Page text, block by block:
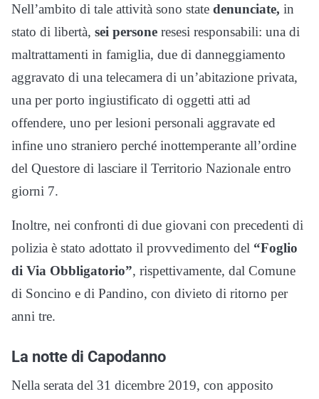
Nell’ambito di tale attività sono state denunciate, in
stato di libertà, sei persone resesi responsabili: una di
maltrattamenti in famiglia, due di danneggiamento
aggravato di una telecamera di un’abitazione privata,
una per porto ingiustificato di oggetti atti ad
offendere, uno per lesioni personali aggravate ed
infine uno straniero perché inottemperante all’ordine
del Questore di lasciare il Territorio Nazionale entro
giorni 7.
Inoltre, nei confronti di due giovani con precedenti di
polizia è stato adottato il provvedimento del “Foglio
di Via Obbligatorio”, rispettivamente, dal Comune
di Soncino e di Pandino, con divieto di ritorno per
anni tre.
La notte di Capodanno
Nella serata del 31 dicembre 2019, con apposito